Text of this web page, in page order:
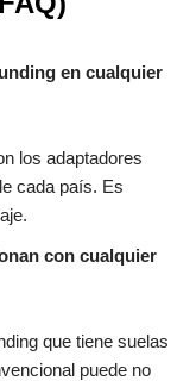
en cualquier
los adaptadores
cada país. Es
con cualquier
que tiene suelas
puede no